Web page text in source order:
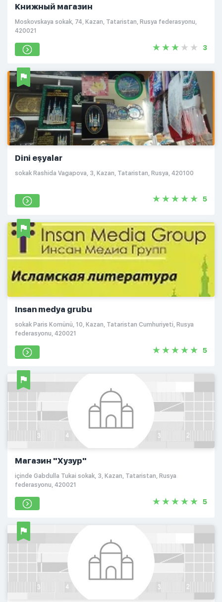
Книжный магазин
Moskovskaya sokak, 74, Kazan, Tataristan, Rusya federasyonu,
420021
3
Dini eşyalar
sokak Rashida Vagapova, 3, Kazan, Tataristan, Rusya, 420100
5
Insan medya grubu
sokak Paris Komünü, 10, Kazan, Tataristan Cumhuriyeti, Rusya
federasyonu, 420021
5
Магазин "Хузур"
içinde Gabdulla Tukai sokak, 3, Kazan, Tataristan, Rusya
federasyonu, 420021
5